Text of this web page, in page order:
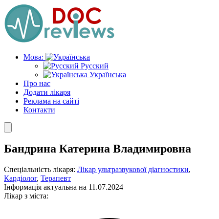
Skip
to
the
content
Мова:
Русский
Українська
Про нас
Додати лікаря
Реклама на сайті
Контакти
Бандрина Катерина Владимировна
Спеціальність лікаря: Лікар ультразвукової діагностики,
Кардіолог, Терапевт
Інформація актуальна на 11.07.2024
Лікар з міста: